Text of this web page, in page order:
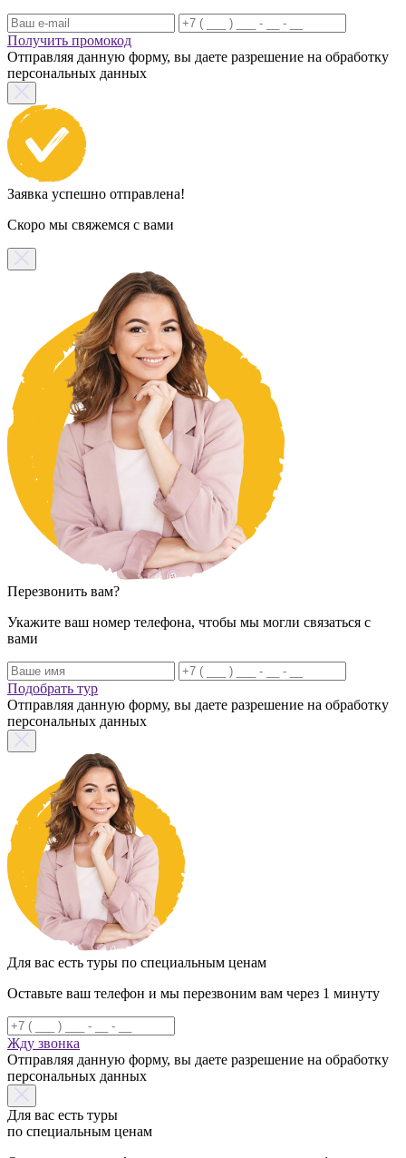
Получить промокод
Отправляя данную форму, вы даете разрешение на обработку
персональных данных
Заявка успешно отправлена!
Скоро мы свяжемся с вами
Перезвонить вам?
Укажите ваш номер телефона, чтобы мы могли связаться с
вами
Подобрать тур
Отправляя данную форму, вы даете разрешение на обработку
персональных данных
Для вас есть туры по специальным ценам
Оставьте ваш телефон и мы перезвоним вам через 1 минуту
Жду звонка
Отправляя данную форму, вы даете разрешение на обработку
персональных данных
Для вас есть туры
по специальным ценам